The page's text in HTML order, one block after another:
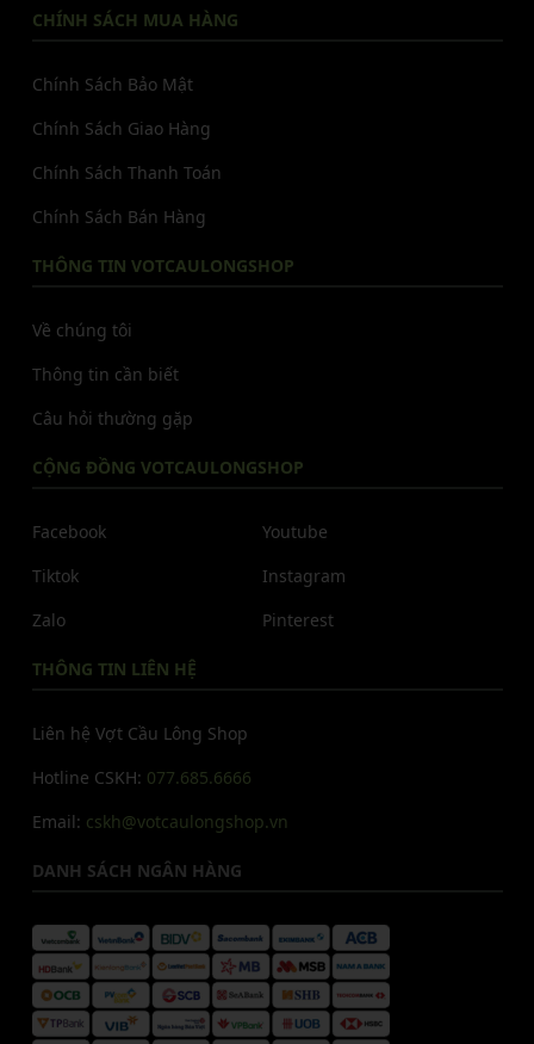
CHÍNH SÁCH MUA HÀNG
Chính Sách Bảo Mật
Chính Sách Giao Hàng
Chính Sách Thanh Toán
Chính Sách Bán Hàng
THÔNG TIN VOTCAULONGSHOP
Về chúng tôi
Thông tin cần biết
Câu hỏi thường gặp
CỘNG ĐỒNG VOTCAULONGSHOP
Facebook
Tiktok
Zalo
Youtube
Instagram
Pinterest
THÔNG TIN LIÊN HỆ
Liên hệ Vợt Cầu Lông Shop
Hotline CSKH: 077.685.6666
Email: cskh@votcaulongshop.vn
DANH SÁCH NGÂN HÀNG